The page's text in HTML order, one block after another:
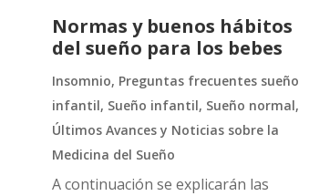
Normas y buenos hábitos
del sueño para los bebes
Insomnio, Preguntas frecuentes sueño
infantil, Sueño infantil, Sueño normal,
Últimos Avances y Noticias sobre la
Medicina del Sueño
A continuación se explicarán las